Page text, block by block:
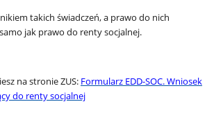
takich świadczeń, a prawo do nich
jak prawo do renty socjalnej.
na stronie ZUS: Formularz EDD-SOC. Wniosek
do renty socjalnej